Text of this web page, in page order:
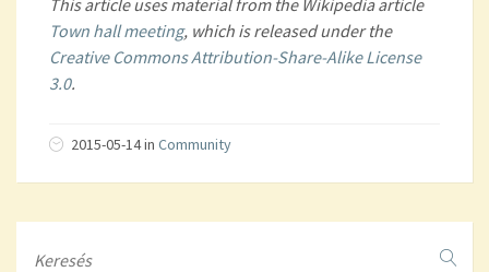
This article uses material from the Wikipedia article
Town hall meeting, which is released under the
Creative Commons Attribution-Share-Alike License
3.0.
2015-05-14 in Community